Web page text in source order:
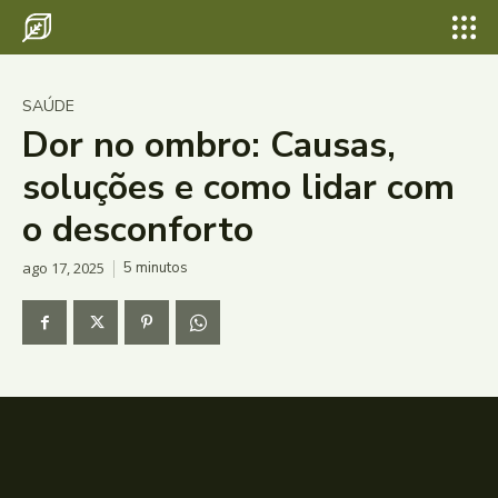
SAÚDE
Dor no ombro: Causas,
soluções e como lidar com
o desconforto
ago 17, 2025 5 minutos